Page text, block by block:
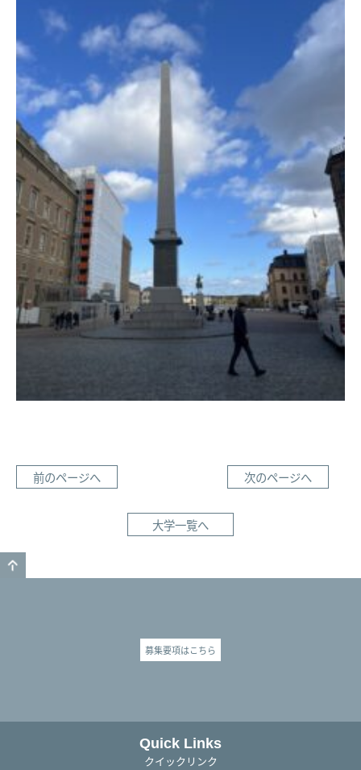
前のページへ 次のページへ
大学一覧へ
募集要項はこちら
Quick Links
クイックリンク